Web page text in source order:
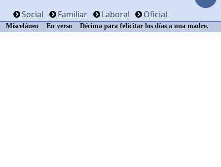
Social Familiar Laboral Oficial
Misceláneo En verso Décima para felicitar los días a una madre.